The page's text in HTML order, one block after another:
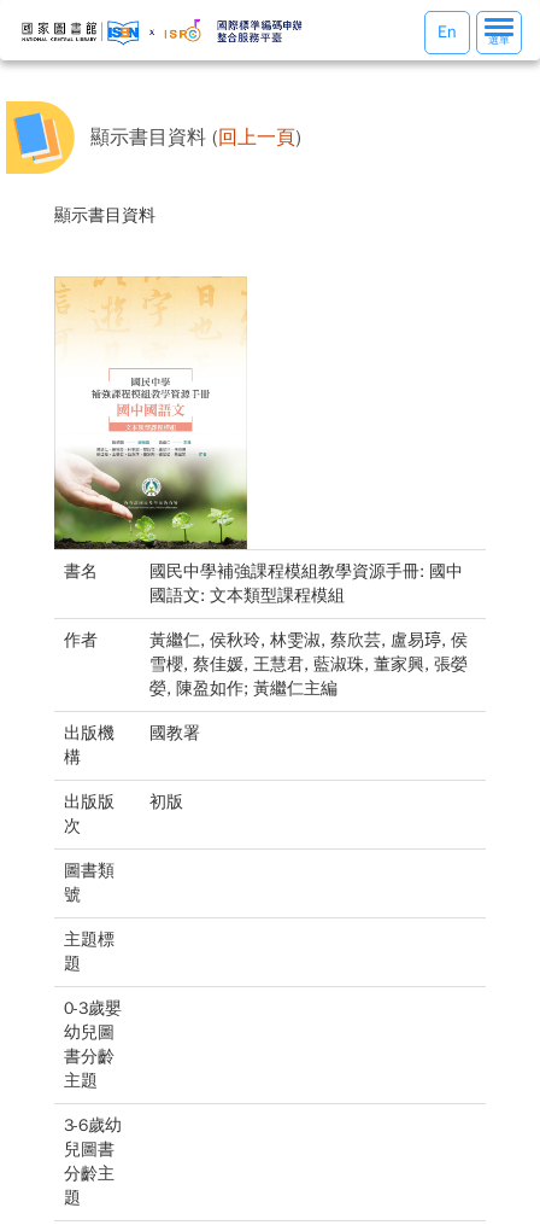
選
單
選單
En
顯示書目資料 (回上一頁)
顯示書目資料
書名
國民中學補強課程模組教學資源手冊: 國中
國語文: 文本類型課程模組
作者
黃繼仁, 侯秋玲, 林雯淑, 蔡欣芸, 盧易𤧟, 侯
雪櫻, 蔡佳媛, 王慧君, 藍淑珠, 董家興, 張嫈
嫈, 陳盈如作; 黃繼仁主編
出版機
構
國教署
出版版
次
初版
圖書類
號
主題標
題
0-3歲嬰
幼兒圖
書分齡
主題
3-6歲幼
兒圖書
分齡主
題